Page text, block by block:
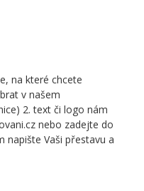
na které chcete
v našem
2. text či logo nám
nebo zadejte do
napište Vaši přestavu a